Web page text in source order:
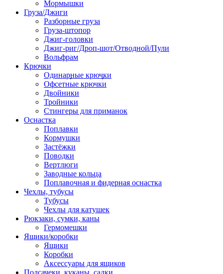
Мормышки
Груза/Джиги
Разборные груза
Груза-штопор
Джиг-головки
Джиг-риг/Дроп-шот/Отводной/Пули
Вольфрам
Крючки
Одинарные крючки
Офсетные крючки
Двойники
Тройники
Стингеры для приманок
Оснастка
Поплавки
Кормушки
Застёжки
Поводки
Вертлюги
Заводные кольца
Поплавочная и фидерная оснастка
Чехлы, тубусы
Тубусы
Чехлы для катушек
Рюкзаки, сумки, каны
Гермомешки
Ящики/коробки
Ящики
Коробки
Аксессуары для ящиков
Подсачеки, куканы, садки